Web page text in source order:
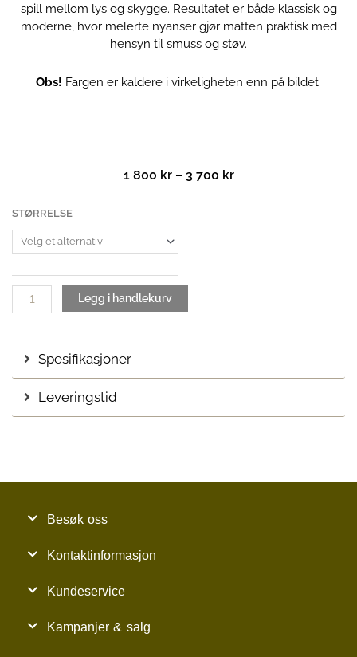
spill mellom lys og skygge. Resultatet er både klassisk og
moderne, hvor melerte nyanser gjør matten praktisk med
hensyn til smuss og støv.
Obs! Fargen er kaldere i virkeligheten enn på bildet.
1 800 kr – 3 700 krPrisområde:
STØRRELSE
Løype
dørmatte
| Breezy
Legg i handlekurv
Spesifikasjoner
Leveringstid
Besøk oss
Kontaktinformasjon
Kundeservice
Kampanjer & salg